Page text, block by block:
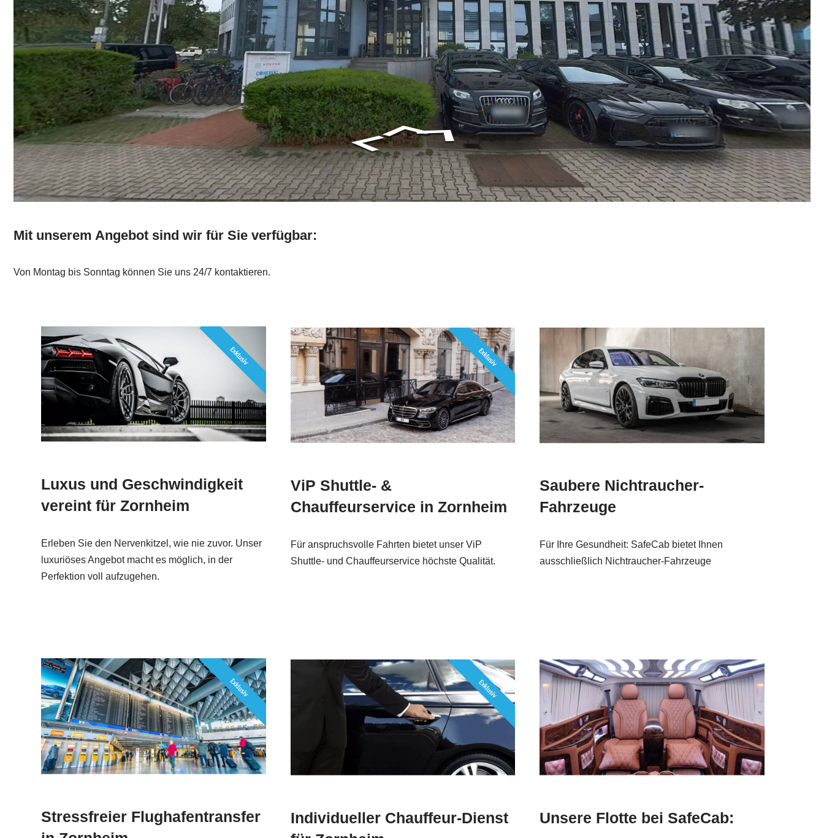
Mit unserem Angebot sind wir für Sie verfügbar:
Von Montag bis Sonntag können Sie uns 24/7 kontaktieren.
Luxus und Geschwindigkeit
vereint für Zornheim
Erleben Sie den Nervenkitzel, wie nie zuvor. Unser
luxuriöses Angebot macht es möglich, in der
Perfektion voll aufzugehen.
ViP Shuttle- &
Chauffeurservice in Zornheim
Für anspruchsvolle Fahrten bietet unser ViP
Shuttle- und Chauffeurservice höchste Qualität.
Saubere Nichtraucher-
Fahrzeuge
Für Ihre Gesundheit: SafeCab bietet Ihnen
ausschließlich Nichtraucher-Fahrzeuge
Stressfreier Flughafentransfer
Individueller Chauffeur-Dienst
Unsere Flotte bei SafeCab: